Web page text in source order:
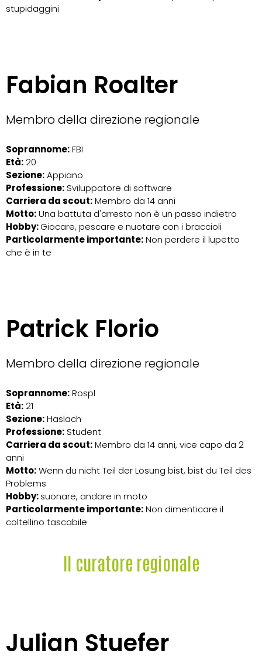
stupidaggini
Fabian Roalter
Membro della direzione regionale
Soprannome:FBI
Età:20
Sezione:Appiano
Professione:Sviluppatore di software
Carriera da scout:Membro da 14 anni
Motto:Una battuta d'arresto non è un passo indietro
Hobby:Giocare, pescare e nuotare con i braccioli
Particolarmente importante:Non perdere il lupetto
che è in te
Patrick Florio
Membro della direzione regionale
Soprannome:Rospl
Età:21
Sezione:Haslach
Professione:Student
Carriera da scout:Membro da 14 anni, vice capo da 2
anni
Motto:Wenn du nicht Teil der Lösung bist, bist du Teil des
Problems
Hobby:suonare, andare in moto
Particolarmente importante:Non dimenticare il
coltellino tascabile
Il curatore regionale
Julian Stuefer